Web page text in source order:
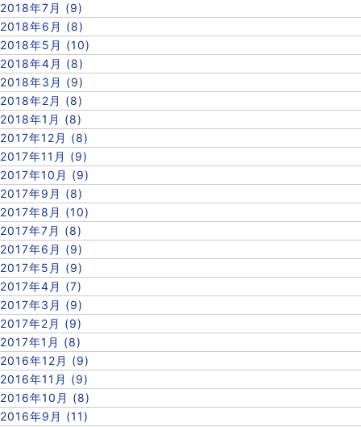
2018年7月 (9)
2018年6月 (8)
2018年5月 (10)
2018年4月 (8)
2018年3月 (9)
2018年2月 (8)
2018年1月 (8)
2017年12月 (8)
2017年11月 (9)
2017年10月 (9)
2017年9月 (8)
2017年8月 (10)
2017年7月 (8)
2017年6月 (9)
2017年5月 (9)
2017年4月 (7)
2017年3月 (9)
2017年2月 (9)
2017年1月 (8)
2016年12月 (9)
2016年11月 (9)
2016年10月 (8)
2016年9月 (11)